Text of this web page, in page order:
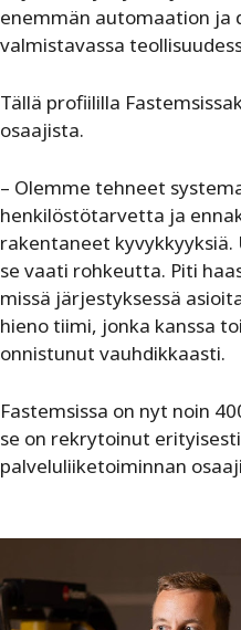
enemmän automaation ja
valmistavassa
Tällä profiililla
osaajista.
– Olemme tehneet
henkilöstötarvetta ja
rakentaneet
se vaati rohkeutta. Piti
missä järjestyksessä
hieno tiimi, jonka kanssa
onnistunut vauhdikkaasti.
Fastemsissa on nyt noin
se on rekrytoinut
palveluliiketoiminnan